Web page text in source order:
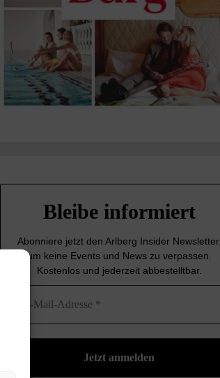
Bleibe informiert
Abonniere jetzt den Arlberg Insider Newsletter,
um keine Events und Newszu verpassen.
Kostenlos und jederzeit abbestelltbar.